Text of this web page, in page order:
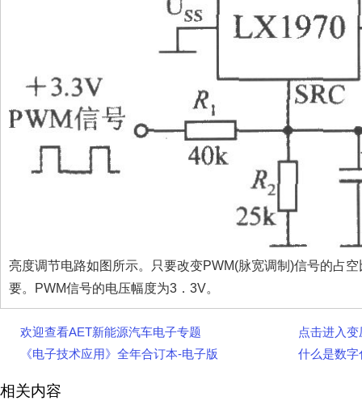
亮度调节电路如图所示。只要改变PWM(脉宽调制)信号的占
要。PWM信号的电压幅度为3．3V。
欢迎查看AET新能源汽车电子专题
点击进入
《电子技术应用》全年合订本-电子版
什么是数字
相关内容